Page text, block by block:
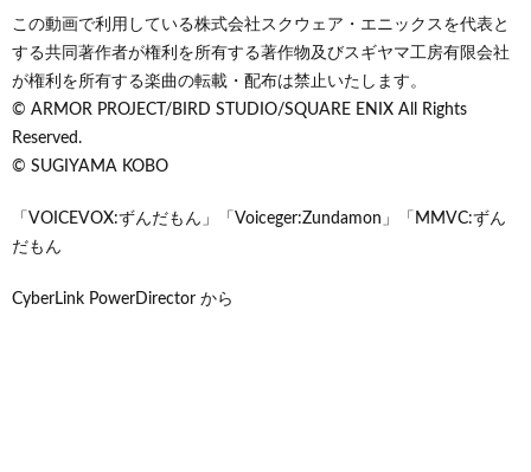
この動画で利用している株式会社スクウェア・エニックスを代表と
する共同著作者が権利を所有する著作物及びスギヤマ工房有限会社
が権利を所有する楽曲の転載・配布は禁止いたします。
© ARMOR PROJECT/BIRD STUDIO/SQUARE ENIX All Rights
Reserved.
© SUGIYAMA KOBO
「VOICEVOX:ずんだもん」「Voiceger:Zundamon」「MMVC:ずん
だもん
CyberLink PowerDirector から